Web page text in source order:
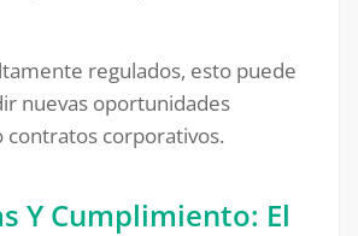
regulados, esto puede
nuevas oportunidades
contratos corporativos.
Y Cumplimiento: El